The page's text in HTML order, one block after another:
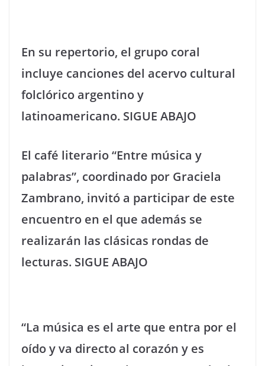
En su repertorio, el grupo coral
incluye canciones del acervo cultural
folclórico argentino y
latinoamericano. SIGUE ABAJO
El café literario “Entre música y
palabras”, coordinado por Graciela
Zambrano, invitó a participar de este
encuentro en el que además se
realizarán las clásicas rondas de
lecturas. SIGUE ABAJO
“La música es el arte que entra por el
oído y va directo al corazón y es